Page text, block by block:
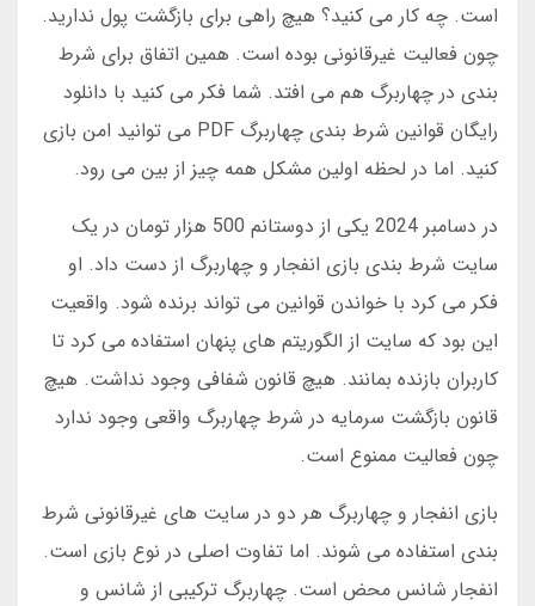
است. چه کار می کنید؟ هیچ راهی برای بازگشت پول ندارید.
چون فعالیت غیرقانونی بوده است. همین اتفاق برای شرط
بندی در چهاربرگ هم می افتد. شما فکر می کنید با دانلود
رایگان قوانین شرط بندی چهاربرگ PDF می توانید امن بازی
کنید. اما در لحظه اولین مشکل همه چیز از بین می رود.
در دسامبر 2024 یکی از دوستانم 500 هزار تومان در یک
سایت شرط بندی بازی انفجار و چهاربرگ از دست داد. او
فکر می کرد با خواندن قوانین می تواند برنده شود. واقعیت
این بود که سایت از الگوریتم های پنهان استفاده می کرد تا
کاربران بازنده بمانند. هیچ قانون شفافی وجود نداشت. هیچ
قانون بازگشت سرمایه در شرط چهاربرگ واقعی وجود ندارد
چون فعالیت ممنوع است.
بازی انفجار و چهاربرگ هر دو در سایت های غیرقانونی شرط
بندی استفاده می شوند. اما تفاوت اصلی در نوع بازی است.
انفجار شانس محض است. چهاربرگ ترکیبی از شانس و